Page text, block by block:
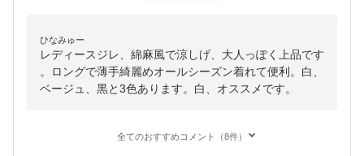
ひなみゅー
レディースジレ、綿麻風で涼しげ、大人っぽく上品です
。ロングで薄手綺麗めオールシーズン着れて便利。白、
ベージュ、黒と3色あります。白、オススメです。
全てのおすすめコメント（8件）